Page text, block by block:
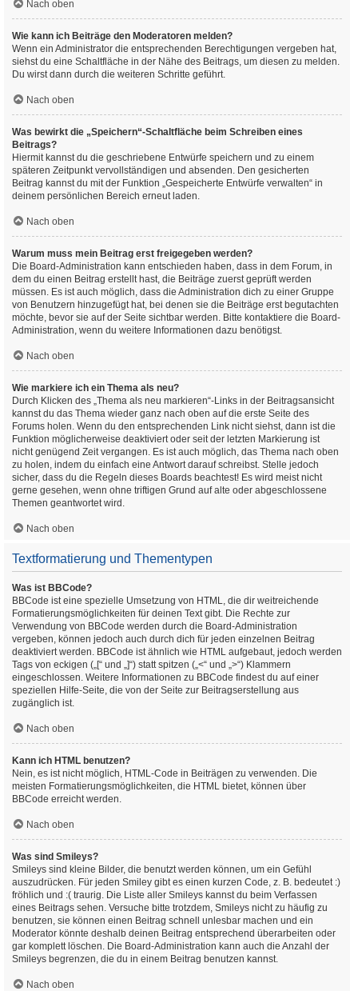
Nach oben
Wie kann ich Beiträge den Moderatoren melden?
Wenn ein Administrator die entsprechenden Berechtigungen vergeben hat,
siehst du eine Schaltfläche in der Nähe des Beitrags, um diesen zu melden.
Du wirst dann durch die weiteren Schritte geführt.
Nach oben
Was bewirkt die „Speichern“-Schaltfläche beim Schreiben eines
Beitrags?
Hiermit kannst du die geschriebene Entwürfe speichern und zu einem
späteren Zeitpunkt vervollständigen und absenden. Den gesicherten
Beitrag kannst du mit der Funktion „Gespeicherte Entwürfe verwalten“ in
deinem persönlichen Bereich erneut laden.
Nach oben
Warum muss mein Beitrag erst freigegeben werden?
Die Board-Administration kann entschieden haben, dass in dem Forum, in
dem du einen Beitrag erstellt hast, die Beiträge zuerst geprüft werden
müssen. Es ist auch möglich, dass die Administration dich zu einer Gruppe
von Benutzern hinzugefügt hat, bei denen sie die Beiträge erst begutachten
möchte, bevor sie auf der Seite sichtbar werden. Bitte kontaktiere die Board-
Administration, wenn du weitere Informationen dazu benötigst.
Nach oben
Wie markiere ich ein Thema als neu?
Durch Klicken des „Thema als neu markieren“-Links in der Beitragsansicht
kannst du das Thema wieder ganz nach oben auf die erste Seite des
Forums holen. Wenn du den entsprechenden Link nicht siehst, dann ist die
Funktion möglicherweise deaktiviert oder seit der letzten Markierung ist
nicht genügend Zeit vergangen. Es ist auch möglich, das Thema nach oben
zu holen, indem du einfach eine Antwort darauf schreibst. Stelle jedoch
sicher, dass du die Regeln dieses Boards beachtest! Es wird meist nicht
gerne gesehen, wenn ohne triftigen Grund auf alte oder abgeschlossene
Themen geantwortet wird.
Nach oben
Textformatierung und Thementypen
Was ist BBCode?
BBCode ist eine spezielle Umsetzung von HTML, die dir weitreichende
Formatierungsmöglichkeiten für deinen Text gibt. Die Rechte zur
Verwendung von BBCode werden durch die Board-Administration
vergeben, können jedoch auch durch dich für jeden einzelnen Beitrag
deaktiviert werden. BBCode ist ähnlich wie HTML aufgebaut, jedoch werden
Tags von eckigen („[“ und „]“) statt spitzen („<“ und „>“) Klammern
eingeschlossen. Weitere Informationen zu BBCode findest du auf einer
speziellen Hilfe-Seite, die von der Seite zur Beitragserstellung aus
zugänglich ist.
Nach oben
Kann ich HTML benutzen?
Nein, es ist nicht möglich, HTML-Code in Beiträgen zu verwenden. Die
meisten Formatierungsmöglichkeiten, die HTML bietet, können über
BBCode erreicht werden.
Nach oben
Was sind Smileys?
Smileys sind kleine Bilder, die benutzt werden können, um ein Gefühl
auszudrücken. Für jeden Smiley gibt es einen kurzen Code, z. B. bedeutet :)
fröhlich und :( traurig. Die Liste aller Smileys kannst du beim Verfassen
eines Beitrags sehen. Versuche bitte trotzdem, Smileys nicht zu häufig zu
benutzen, sie können einen Beitrag schnell unlesbar machen und ein
Moderator könnte deshalb deinen Beitrag entsprechend überarbeiten oder
gar komplett löschen. Die Board-Administration kann auch die Anzahl der
Smileys begrenzen, die du in einem Beitrag benutzen kannst.
Nach oben